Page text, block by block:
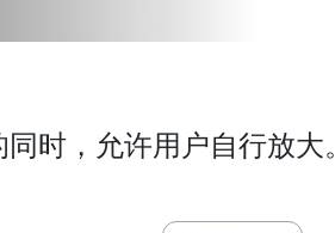
时，允许用户自行放大。